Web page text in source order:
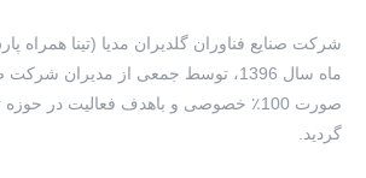
ماه سال 1396، توسط جمعی از مدیران
گردید.